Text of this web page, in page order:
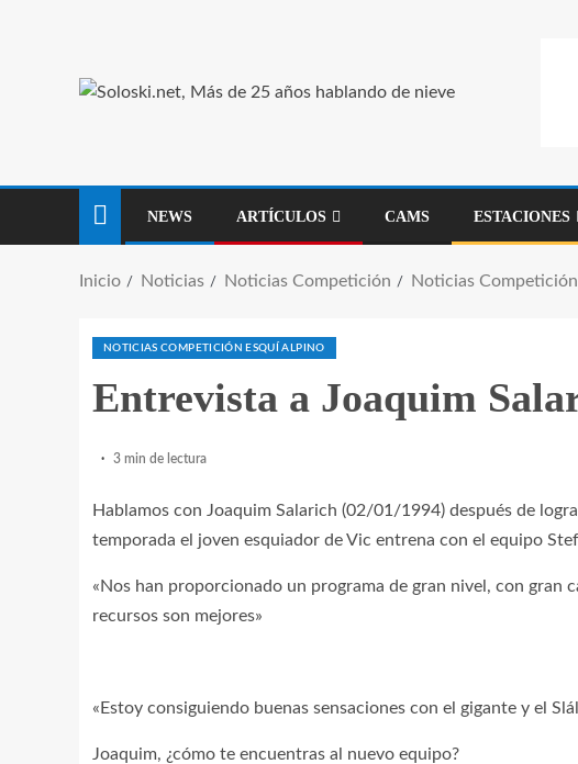
NEWS ARTÍCULOS CAMS ESTACIONES
Inicio Noticias Noticias Competición Noticias Competición
NOTICIAS COMPETICIÓN ESQUÍ ALPINO
Entrevista a Joaquim
3 min de lectura
Hablamos con Joaquim Salarich (02/01/1994) después de
temporada el joven esquiador de Vic entrena con el equipo
«Nos han proporcionado un programa de gran nivel, con gran
recursos son mejores»
«Estoy consiguiendo buenas sensaciones con el gigante y el
Joaquim, ¿cómo te encuentras al nuevo equipo?